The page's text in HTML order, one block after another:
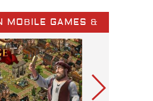
MOBILE GAMES &
APPS